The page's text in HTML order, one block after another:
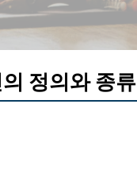
정의와 종류